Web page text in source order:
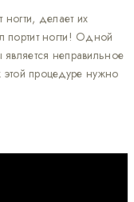
делает их
ногти! Одной
неправильное
этой процедуре нужно